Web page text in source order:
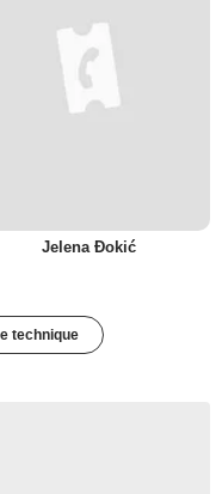
Jelena Đokić
technique